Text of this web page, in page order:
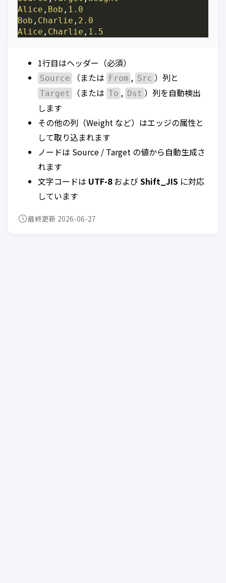
Alice , Bob , 1.0
Bob , Charlie , 2.0
Alice , Charlie , 1.5
1行目はヘッダー（必須）
Source （または From , Src ）列と
Target （または To , Dst ）列を自動検出
します
その他の列（Weight など）はエッジの属性と
して取り込まれます
ノードは Source / Target の値から自動生成さ
れます
文字コードは UTF-8および Shift_JIS に対応
しています
最終更新 2026-06-27